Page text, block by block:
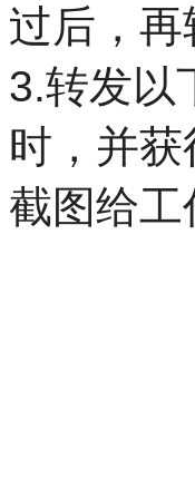
过后，
3.转发以
时，并
截图给工